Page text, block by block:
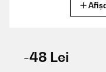
-48 Lei